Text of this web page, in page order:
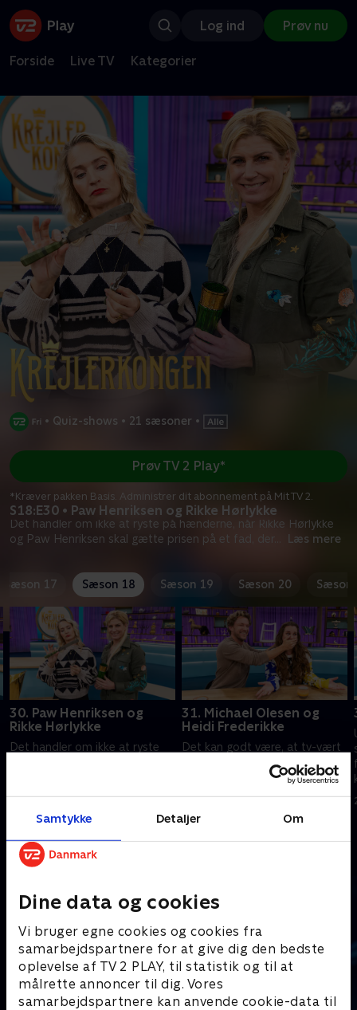
Samtykke Detaljer Om
Dine data og cookies
Vi bruger egne cookies og cookies fra
samarbejdspartnere for at give dig den bedste
oplevelse af TV 2 PLAY, til statistik og til at
målrette annoncer til dig. Vores
samarbejdspartnere kan anvende cookie-data til
Log ind Prøv nu
Forside Live TV Kategorier
• Quiz-shows • 21 sæsoner •
S18:E30 • Paw Henriksen og Rikke Hørlykke
Det handler om ikke at ryste på hænderne, når Rikke Hørlykke
og Paw Henriksen skal gætte prisen på et fad, der
Læs mere
Prøv TV 2 Play*
*Kræver pakken Basis. Administrer dit abonnement på Mit TV 2.
Sæson 17 Sæson 18 Sæson 19 Sæson 20 Sæson
30. Paw Henriksen og
Rikke Hørlykke
Det handler om ikke at ryste
dronning Margrethe.
19. marts 2024 • 29 min
31. Michael Olesen og
Heidi Frederikke
Det kan godt være, at tv-vært
Heidi Frederikke og danser
Michael Olesen var et par i 'Vild
20. marts 2024 • 29 min
Andre så også